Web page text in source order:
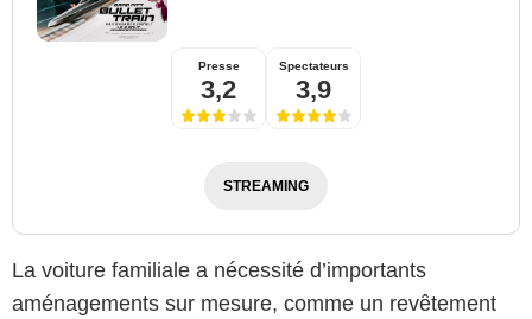
Presse
3,2
Spectateurs
3,9
STREAMING
La voiture familiale a nécessité d’importants
aménagements sur mesure, comme un revêtement